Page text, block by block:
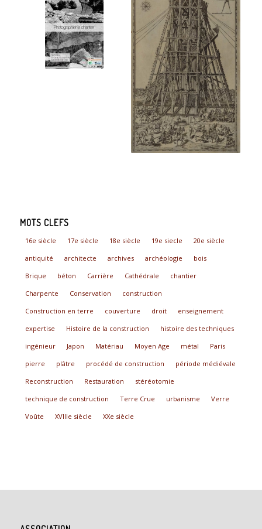
MOTS CLEFS
16e siècle 17e siècle 18e siècle 19e siecle
20e siècle
antiquité
architecte archives archéologie
bois
Brique
béton Carrière Cathédrale
chantier
Charpente
Conservation
construction
Construction en terre
couverture droit
enseignement
expertise
Histoire de la construction
histoire des techniques
ingénieur
Japon Matériau Moyen Age métal
Paris
pierre
plâtre procédé de construction
période médiévale
Reconstruction
Restauration
stéréotomie
technique de construction
Terre Crue urbanisme
Verre
Voûte
XVIIIe siècle XXe siècle